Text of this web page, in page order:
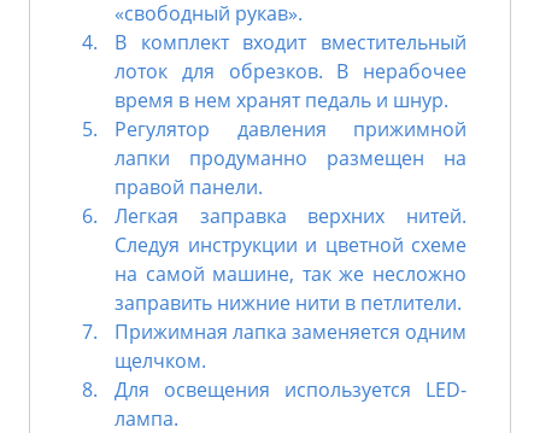
«свободный рукав».
В комплект входит вместительный
лоток для обрезков. В нерабочее
время в нем хранят педаль и шнур.
Регулятор давления прижимной
лапки продуманно размещен на
правой панели.
Легкая заправка верхних нитей.
Следуя инструкции и цветной схеме
на самой машине, так же несложно
заправить нижние нити в петлители.
Прижимная лапка заменяется одним
щелчком.
Для освещения используется LED-
лампа.